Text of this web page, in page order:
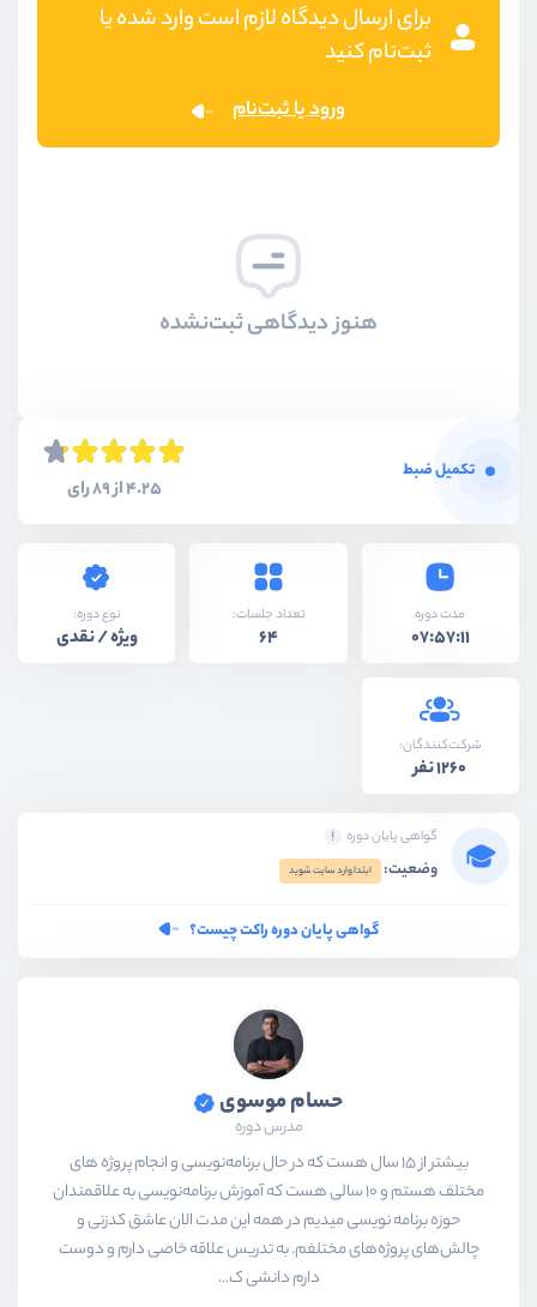
برای ارسال دیدگاه لازم است وارد شده یا
ثبت‌نام کنید
ورود یا ثبت‌نام
هنوز دیدگاهی ثبت‌نشده
تکمیل ضبط
4.25 از 89 رای
مدت دوره
07:57:11
تعداد جلسات:
64
نوع دوره:
ویژه / نقدی
شرکت‌کنندگان:
1260 نفر
گواهی پایان دوره
وضعیت: ابتدا وارد سایت شوید
گواهی پایان دوره راکت چیست؟
حسام موسوی
مدرس دوره
بیشتر از ۱۵ سال هست که در حال برنامه‌نویسی و انجام پروژه های
مختلف هستم و ۱۰ سالی هست که آموزش برنامه‌نویسی به علاقمندان
حوزه برنامه نویسی میدیم در همه این مدت الان عاشق کدزنی و
چالش‌های پروژه‌های مختلفم. به تدریس علاقه خاصی دارم و دوست
دارم دانشی ک...